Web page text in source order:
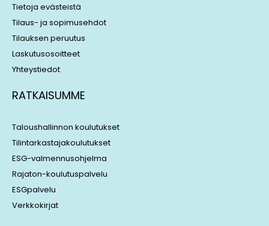
Tietoja evästeistä
Tilaus- ja sopimusehdot
Tilauksen peruutus
Laskutusosoitteet
Yhteystiedot
RATKAISUMME
Taloushallinnon koulutukset
Tilintarkastajakoulutukset
ESG-valmennusohjelma
Rajaton-koulutuspalvelu
ESGpalvelu
Verkkokirjat